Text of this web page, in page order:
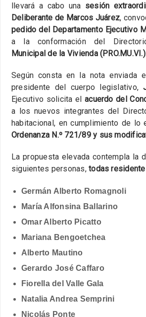
llevará a cabo una sesión
Deliberante de Marcos Juárez,
pedido del Departamento Ejecutivo
a la conformación del
Municipal de la Vivienda (PRO.MU.VI.).
Según consta en la nota enviada
presidente del cuerpo legislativo,
Ejecutivo solicita elacuerdo del
a los nuevos integrantes del
habitacional, en cumplimiento de lo
Ordenanza N.º 721/89 y sus
La propuesta elevada contempla la
siguientes personas,todas
Germán Alberto Romagnoli
María Alfonsina Ballarino
Omar Alberto Picatto
Mariana Bengoetchea
Alberto Mautino
Gerardo José Caffaro
Fiorella del Valle Gala
Natalia Andrea Semprini
Nicolás Ponte